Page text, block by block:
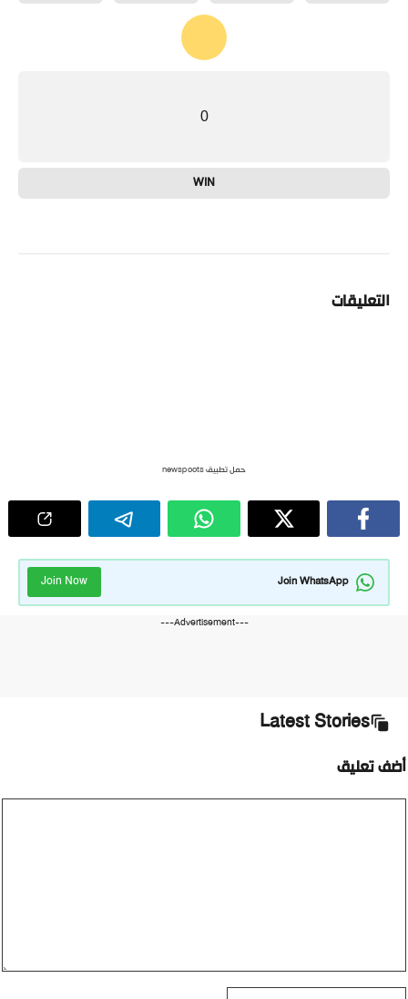
0
WIN
التعليقات
حمل تطبيق newspoots
Join WhatsApp
Join Now
---Advertisement---
Latest Stories
تعليق